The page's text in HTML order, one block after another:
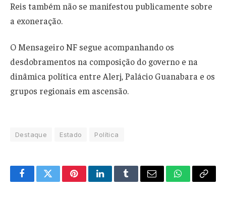
Reis também não se manifestou publicamente sobre
a exoneração.
O Mensageiro NF segue acompanhando os
desdobramentos na composição do governo e na
dinâmica política entre Alerj, Palácio Guanabara e os
grupos regionais em ascensão.
Destaque Estado Política
FacebookTwitterPinterestLinkedInTumblrEmail WhatsApp
Copy